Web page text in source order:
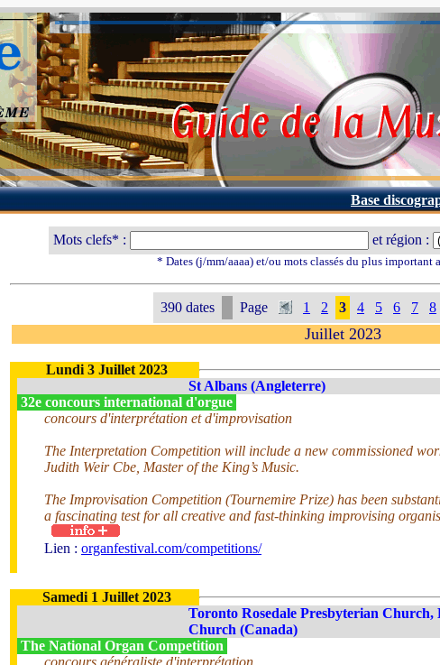
Base
Mots clefs* : et région :
* Dates (j/mm/aaaa) et/ou mots classés du plus important
390 dates Page 1 2 3 4 5 6 7 8
Juillet 2023
Lundi 3 Juillet 2023
St Albans (Angleterre)
32e concours international d'orgue
concours d'interprétation et d'improvisation
The Interpretation Competition will include a new commissioned
Judith Weir Cbe, Master of the King’s Music.
The Improvisation Competition (Tournemire Prize) has been
a fascinating test for all creative and fast-thinking improvising
Lien : organfestival.com/competitions/
Samedi 1 Juillet 2023
Toronto Rosedale Presbyterian
Church (Canada)
The National Organ Competition
concours généraliste d'interprétation